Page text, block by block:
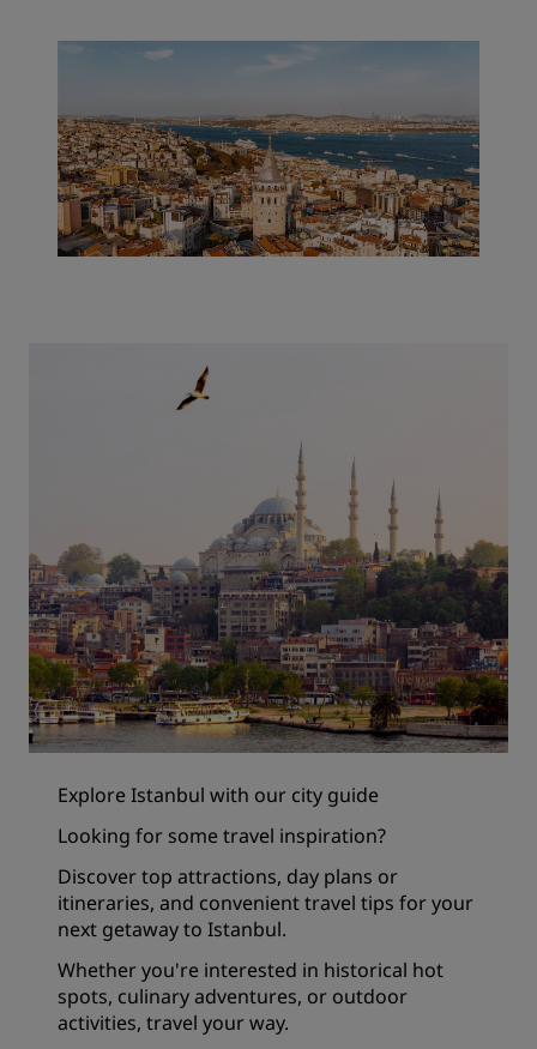
Explore Istanbul with our city guide
Looking for some travel inspiration?
Discover top attractions, day plans or
itineraries, and convenient travel tips for your
next getaway to Istanbul.
Whether you're interested in historical hot
spots, culinary adventures, or outdoor
activities, travel your way.